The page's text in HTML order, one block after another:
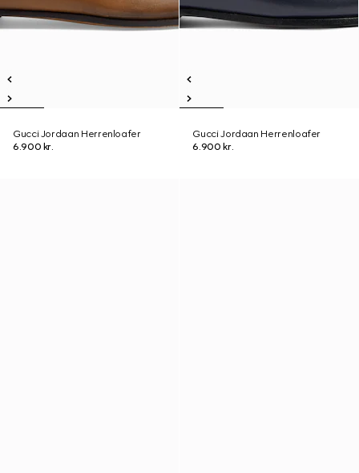
Gucci Jordaan Herrenloafer
6.900 kr.
Gucci Jordaan Herrenloafer
6.900 kr.